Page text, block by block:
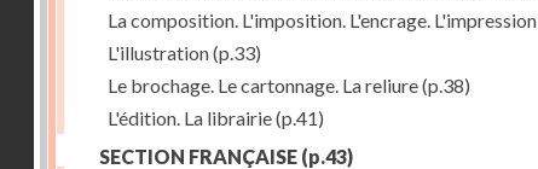
La composition. L'imposition. L'encrage. L'impression
L'illustration(p.33)
Le brochage. Le cartonnage. La reliure(p.38)
L'édition. La librairie(p.41)
SECTION FRANÇAISE (p.43)